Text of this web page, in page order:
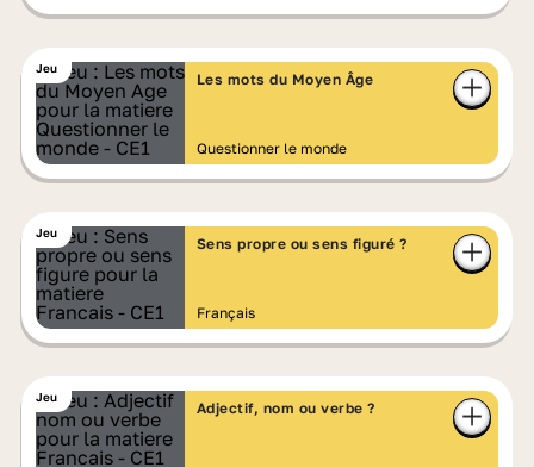
Jeu
Les mots du Moyen Âge
Questionner le monde
Jeu
Sens propre ou sens figuré ?
Français
Jeu
Adjectif, nom ou verbe ?